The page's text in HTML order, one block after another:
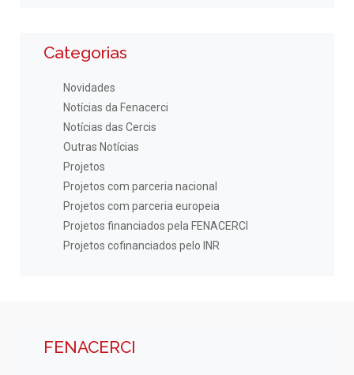
Categorias
Novidades
Notícias da Fenacerci
Notícias das Cercis
Outras Notícias
Projetos
Projetos com parceria nacional
Projetos com parceria europeia
Projetos financiados pela FENACERCI
Projetos cofinanciados pelo INR
FENACERCI